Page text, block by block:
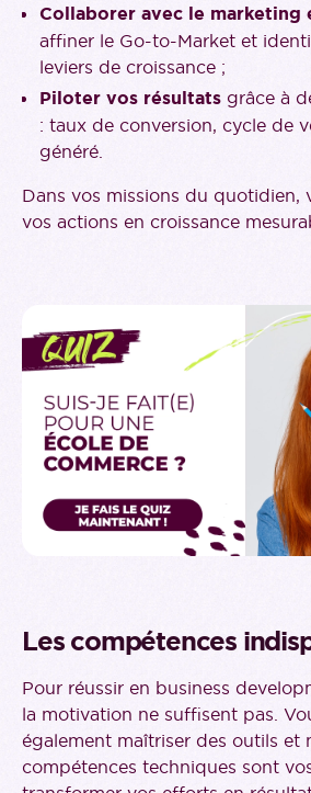
Collaborer avec le
affiner le Go-to-Market et
leviers de croissance ;
Piloter vos résultats grâce à
: taux de conversion, cycle de
généré.
Dans vos missions du quotidien,
vos actions en croissance
Les compétences
Pour réussir en business
la motivation ne suffisent pas.
également maîtriser des outils et
compétences techniques sont